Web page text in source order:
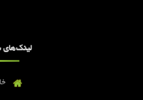
لینک‌های